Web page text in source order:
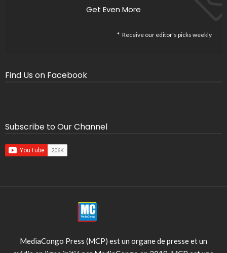
Get Even More
Receive our editor's picks weekly
Find Us on Facebook
Subscribe to Our Channel
MediaCongo Press (MCP) est un organe de presse et un